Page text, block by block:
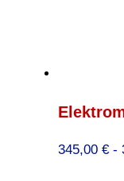
345,00 € -